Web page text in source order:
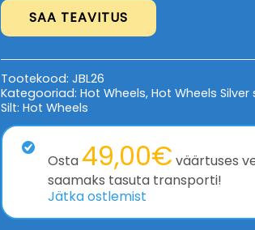
Tootekood: JBL26
Kategooriad: Hot Wheels, Hot Wheels Silver
Silt: Hot Wheels
Osta 49,00€ väärtuses
saamaks tasuta transporti!
Jätka ostlemist